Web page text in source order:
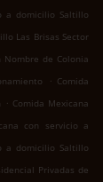
a domicilio Saltillo
Las Brisas Sector
de Colonia
. Comida
. Comida Mexicana
con servicio a
a domicilio Saltillo
Privadas de